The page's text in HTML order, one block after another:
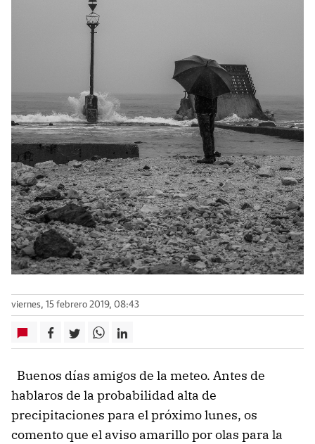
viernes, 15 febrero 2019, 08:43
Buenos días amigos de la meteo. Antes de
hablaros de la probabilidad alta de
precipitaciones para el próximo lunes, os
comento que el aviso amarillo por olas para la